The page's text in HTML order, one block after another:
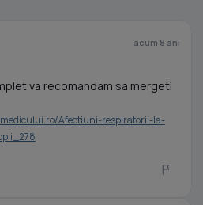
acum 8 ani
va recomandam sa mergeti
Afectiuni-respiratorii-la-